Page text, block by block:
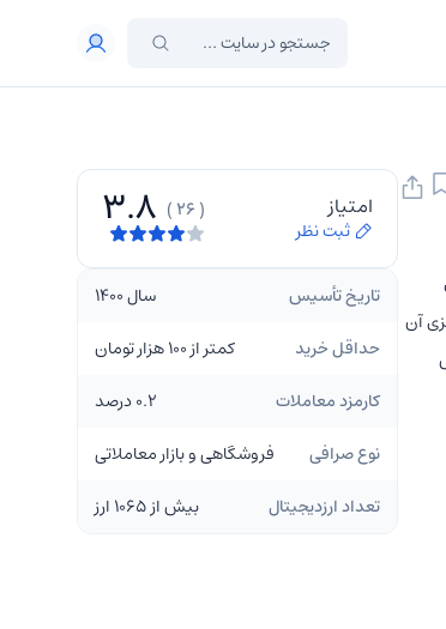
آن
امتیاز
ثبت نظر
( 26 )
3.8
تاریخ تأسیس
سال 1400
حداقل خرید
کمتر از 100 هزار تومان
کارمزد معاملات
0.2 درصد
نوع صرافی
فروشگاهی و بازار معاملاتی
تعداد ارزدیجیتال
بیش از 1065 ارز